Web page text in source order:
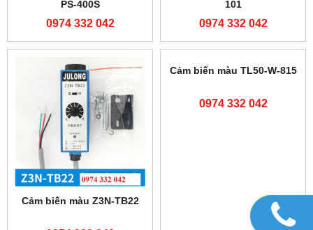
Màn hình Weinview
TK6071iQ
0974 332 042
DANH SÁCH SẢN PHẨM